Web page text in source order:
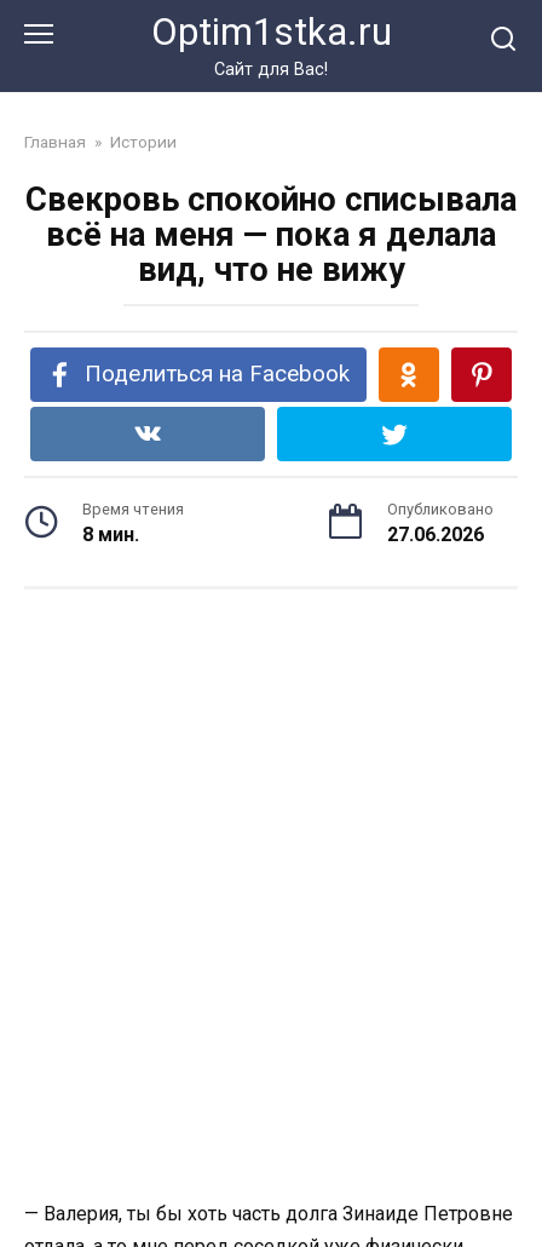
Optim1stka.ru
Сайт для Вас!
Главная » Истории
Свекровь спокойно списывала
всё на меня — пока я делала
вид, что не вижу
Поделиться на Facebook
Время чтения
8 мин.
Опубликовано
27.06.2026
— Валерия, ты бы хоть часть долга Зинаиде Петровне